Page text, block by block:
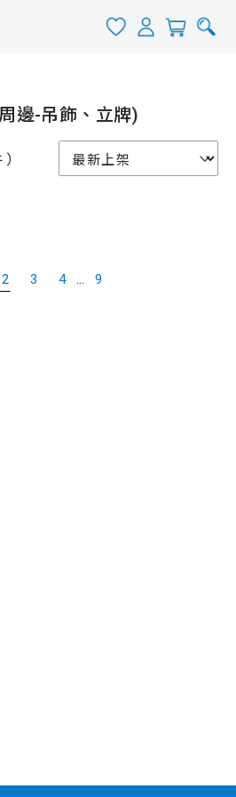
邊-吊飾、立牌)
2 3 4 ... 9